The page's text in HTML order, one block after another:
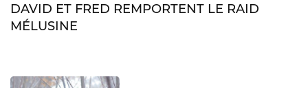
DAVID ET FRED REMPORTENT LE RAID
MÉLUSINE